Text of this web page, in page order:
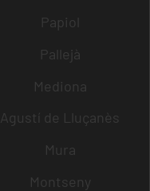
Papiol
Pallejà
Mediona
Agustí de Lluçanès
Mura
Montseny